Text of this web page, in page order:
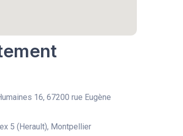
16, 67200 rue Eugène
5 (Herault), Montpellier